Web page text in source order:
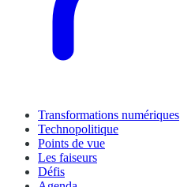
Transformations numériques
Technopolitique
Points de vue
Les faiseurs
Défis